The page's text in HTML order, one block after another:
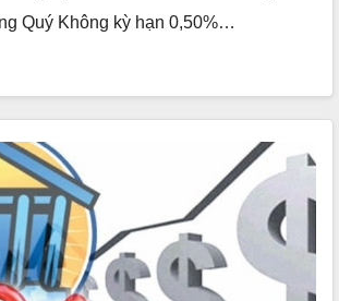
Quý Không kỳ hạn 0,50%…